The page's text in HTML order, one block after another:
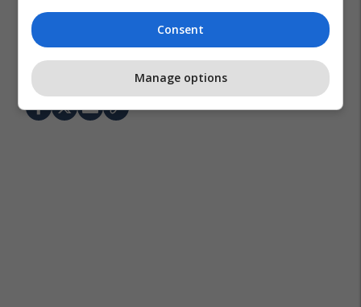
Premier League Marcelo Bielsa Leeds United
Consent
Manage options